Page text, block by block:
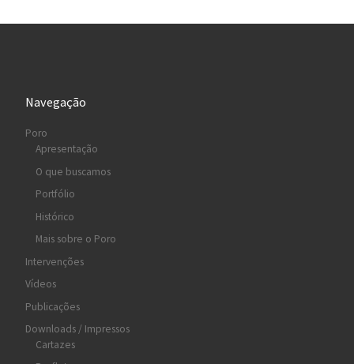
Navegação
Poro
Apresentação
O que buscamos
Portfólio
Histórico
Mais sobre o Poro
Intervenções
Vídeos
Publicações
Downloads / Impressos
Cartazes